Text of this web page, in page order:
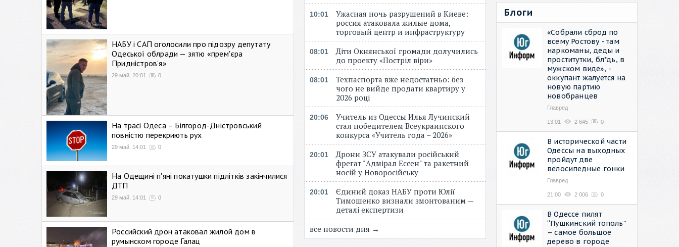
НАБУ і САП оголосили про підозру депутату
Одеської облради — зятю «прем'єра
Придністров'я»
29 май, 20:01 0
На трасі Одеса – Білгород-Дністровський
повністю перекриють рух
29 май, 14:01 0
На Одещині п'яні покатушки підлітків закінчилися
ДТП
29 май, 14:01 0
Российский дрон атаковал жилой дом в
румынском городе Галац
10:01
Ужасная ночь разрушений в Киеве:
россия атаковала жилые дома,
торговый центр и инфраструктуру
08:01
Діти Окнянської громади долучились
до проекту «Постріл віри»
08:01
Техпаспорта вже недостатньо: без
чого не вийде продати квартиру у
2026 році
20:06
Учитель из Одессы Илья Лучинский
стал победителем Всеукраинского
конкурса «Учитель года – 2026»
20:01
Дрони ЗСУ атакували російський
фрегат "Адмірал Ессен" та ракетний
носій у Новоросійську
20:01
Єдиний доказ НАБУ проти Юлії
Тимошенко визнали змонтованим —
деталі експертизи
все новости дня →
Блоги
«Собрали сброд по
всему Ростову - там
наркоманы, деды и
проститутки, бл*дь, в
мужском виде», -
оккупант жалуется на
новую партию
новобранцев
Главред
13:01 2 645 0
В исторической части
Одессы на выходных
пройдут две
велосипедные гонки
Главред
21:00 2 006 0
В Одессе пилят
“Пушкинский тополь”
– самое большое
дерево в городе